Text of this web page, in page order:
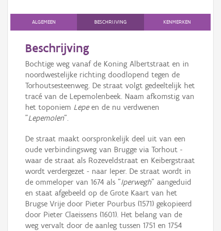
AanmeldenALGEMEEN BESCHRIJVING KENMERKEN
Beschrijving
Bochtige weg vanaf de Koning Albertstraat en in
noordwestelijke richting doodlopend tegen de
Torhoutsesteenweg. De straat volgt gedeeltelijk het
tracé van de Lepemolenbeek. Naam afkomstig van
het toponiem Lepeen de nu verdwenen
"Lepemolen".
De straat maakt oorspronkelijk deel uit van een
oude verbindingsweg van Brugge via Torhout -
waar de straat als Rozeveldstraat en Keibergstraat
wordt verdergezet - naar Ieper. De straat wordt in
de ommeloper van 1674 als "Iperwegh" aangeduid
en staat afgebeeld op de Grote Kaart van het
Brugse Vrije door Pieter Pourbus (1571) gekopieerd
door Pieter Claeissens (1601). Het belang van de
weg vervalt door de aanleg tussen 1751 en 1754